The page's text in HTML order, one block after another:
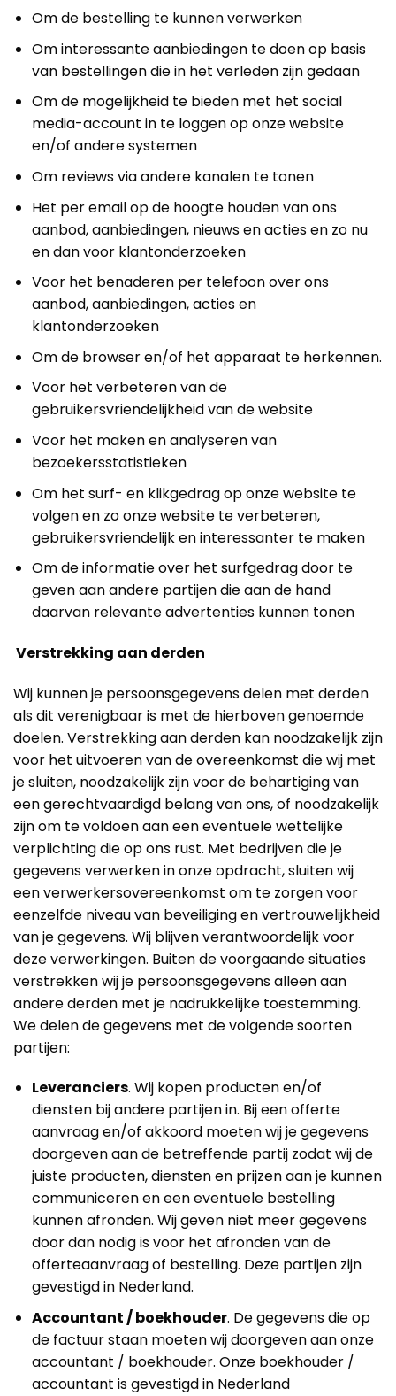
Om de bestelling te kunnen verwerken
Om interessante aanbiedingen te doen op basis
van bestellingen die in het verleden zijn gedaan
Om de mogelijkheid te bieden met het social
media-account in te loggen op onze website
en/of andere systemen
Om reviews via andere kanalen te tonen
Het per email op de hoogte houden van ons
aanbod, aanbiedingen, nieuws en acties en zo nu
en dan voor klantonderzoeken
Voor het benaderen per telefoon over ons
aanbod, aanbiedingen, acties en
klantonderzoeken
Om de browser en/of het apparaat te herkennen.
Voor het verbeteren van de
gebruikersvriendelijkheid van de website
Voor het maken en analyseren van
bezoekersstatistieken
Om het surf- en klikgedrag op onze website te
volgen en zo onze website te verbeteren,
gebruikersvriendelijk en interessanter te maken
Om de informatie over het surfgedrag door te
geven aan andere partijen die aan de hand
daarvan relevante advertenties kunnen tonen
Verstrekking aan derden
Wij kunnen je persoonsgegevens delen met derden
als dit verenigbaar is met de hierboven genoemde
doelen. Verstrekking aan derden kan noodzakelijk zijn
voor het uitvoeren van de overeenkomst die wij met
je sluiten, noodzakelijk zijn voor de behartiging van
een gerechtvaardigd belang van ons, of noodzakelijk
zijn om te voldoen aan een eventuele wettelijke
verplichting die op ons rust. Met bedrijven die je
gegevens verwerken in onze opdracht, sluiten wij
een verwerkersovereenkomst om te zorgen voor
eenzelfde niveau van beveiliging en vertrouwelijkheid
van je gegevens. Wij blijven verantwoordelijk voor
deze verwerkingen. Buiten de voorgaande situaties
verstrekken wij je persoonsgegevens alleen aan
andere derden met je nadrukkelijke toestemming.
We delen de gegevens met de volgende soorten
partijen:
Leveranciers. Wij kopen producten en/of
diensten bij andere partijen in. Bij een offerte
aanvraag en/of akkoord moeten wij je gegevens
doorgeven aan de betreffende partij zodat wij de
juiste producten, diensten en prijzen aan je kunnen
communiceren en een eventuele bestelling
kunnen afronden. Wij geven niet meer gegevens
door dan nodig is voor het afronden van de
offerteaanvraag of bestelling. Deze partijen zijn
gevestigd in Nederland.
Accountant / boekhouder. De gegevens die op
de factuur staan moeten wij doorgeven aan onze
accountant / boekhouder. Onze boekhouder /
accountant is gevestigd in Nederland